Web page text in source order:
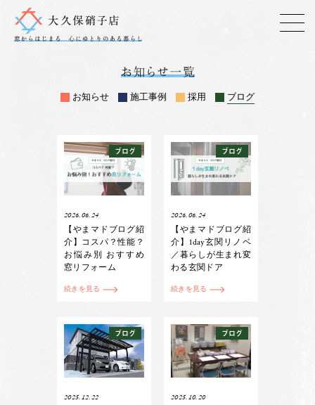
ブログ
2026.06.24
【やまマドブログ紹
介】コスパ？性能？
お悩み別 おすすめ
窓リフォーム
続きを見る
ブログ
2026.06.24
【やまマドブログ紹
介】1day玄関リノベ
／暮らしが生まれ変
わる玄関ドア
続きを見る
ブログ
2025.12.22
ブログ
2025.10.20
お知らせ 施工事例 採用 ブログ